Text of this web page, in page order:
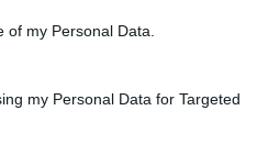
my Personal Data.
my Personal Data for Targeted
h2>